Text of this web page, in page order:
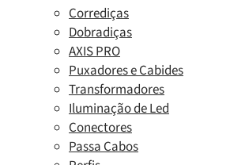
Corrediças
Dobradiças
AXIS PRO
Puxadores e Cabides
Transformadores
Iluminação de Led
Conectores
Passa Cabos